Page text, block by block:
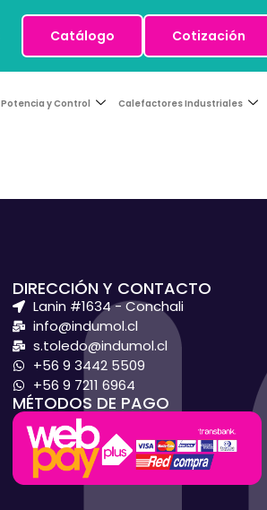
Catálogo Cotización
Potencia y Control Calefactores Industriales
DIRECCIÓN Y CONTACTO
Lanin #1634 - Conchali
info@indumol.cl
s.toledo@indumol.cl
+56 9 3442 5509
+56 9 7211 6964
MÉTODOS DE PAGO